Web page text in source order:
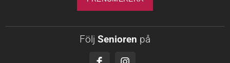
Följ Senioren på